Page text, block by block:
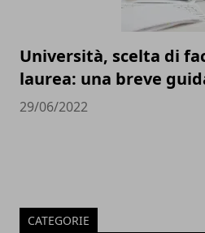
Università, scelta di
laurea: una breve
29/06/2022
CATEGORIE